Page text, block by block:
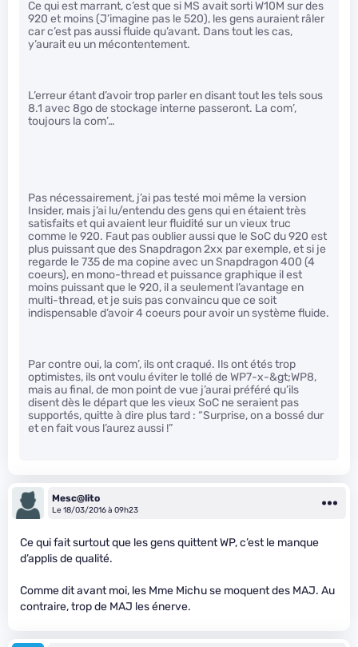
Ce qui est marrant, c’est que si MS avait sorti W10M sur des
920 et moins (J’imagine pas le 520), les gens auraient râler
car c’est pas aussi fluide qu’avant. Dans tout les cas,
y’aurait eu un mécontentement.
L’erreur étant d’avoir trop parler en disant tout les tels sous
8.1 avec 8go de stockage interne passeront. La com’,
toujours la com’…
Pas nécessairement, j’ai pas testé moi même la version
Insider, mais j’ai lu/entendu des gens qui en étaient très
satisfaits et qui avaient leur fluidité sur un vieux truc
comme le 920. Faut pas oublier aussi que le SoC du 920 est
plus puissant que des Snapdragon 2xx par exemple, et si je
regarde le 735 de ma copine avec un Snapdragon 400 (4
coeurs), en mono-thread et puissance graphique il est
moins puissant que le 920, il a seulement l’avantage en
multi-thread, et je suis pas convaincu que ce soit
indispensable d’avoir 4 coeurs pour avoir un système fluide.
Par contre oui, la com’, ils ont craqué. Ils ont étés trop
optimistes, ils ont voulu éviter le tollé de WP7-x-&gt;WP8,
mais au final, de mon point de vue j’aurai préféré qu’ils
disent dès le départ que les vieux SoC ne seraient pas
supportés, quitte à dire plus tard : “Surprise, on a bossé dur
et en fait vous l’aurez aussi !”
Mesc@lito
Le 18/03/2016 à 09h23
Ce qui fait surtout que les gens quittent WP, c’est le manque
d’applis de qualité.
Comme dit avant moi, les Mme Michu se moquent des MAJ. Au
contraire, trop de MAJ les énerve.